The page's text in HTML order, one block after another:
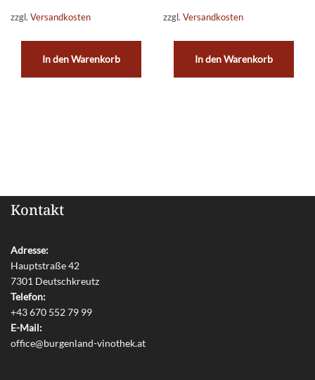
zzgl. Versandkosten
In den Warenkorb
zzgl.Versandkosten
In den Warenkorb
Kontakt
Adresse:
Hauptstraße 42
7301 Deutschkreutz
Telefon:
+43 670 552 79 99
E-Mail:
office@burgenland-vinothek.at